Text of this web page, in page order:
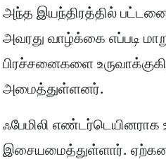
அந்த இயந்திரத்தில்
அவரது வாழ்க்கை எப்படி
பிரச்சனைகளை
அமைத்துள்ளனர்.
ஃபேமிலி
இசையமைத்துள்ளார்.